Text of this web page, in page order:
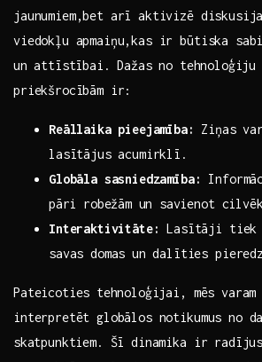
jaunumiem,bet‌ arī aktivizē
viedokļu apmaiņu,kas ir ‍būtiska‌
⁣un attīstībai. Dažas no ⁣tehnoloģiju
priekšrocībām ir:
Reāllaika pieejamība:
Ziņas
lasītājus acumirklī.
Globāla sasniedzamība:
⁣pāri robežām⁤ un⁤ savienot
Interaktivitāte: Lasītāji
savas domas un ⁤dalīties
Pateicoties ⁣tehnoloģijai, mēs varam
interpretēt globālos notikumus‍ no
⁤skatpunktiem. Šī dinamika ir